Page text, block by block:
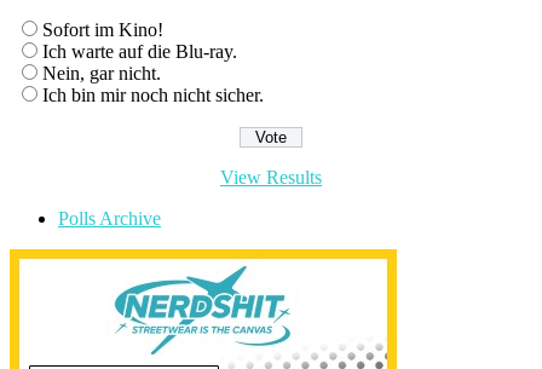
Sofort im Kino!
Ich warte auf die Blu-ray.
Nein, gar nicht.
Ich bin mir noch nicht sicher.
View Results
Polls Archive